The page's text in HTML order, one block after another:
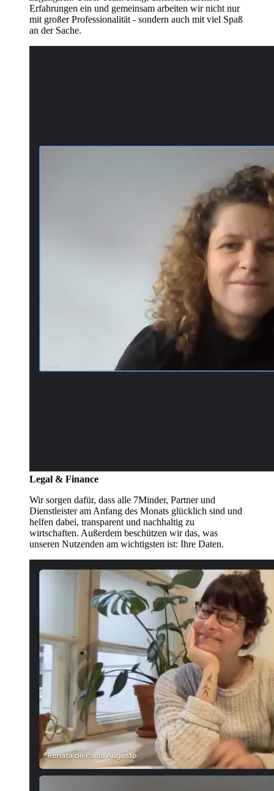
Erfahrungen ein und gemeinsam arbeiten wir nicht nur
mit großer Professionalität - sondern auch mit viel Spaß
an der Sache.
Legal & Finance
Wir sorgen dafür, dass alle 7Minder, Partner und
Dienstleister am Anfang des Monats glücklich sind und
helfen dabei, transparent und nachhaltig zu
wirtschaften. Außerdem beschützen wir das, was
unseren Nutzenden am wichtigsten ist: Ihre Daten.